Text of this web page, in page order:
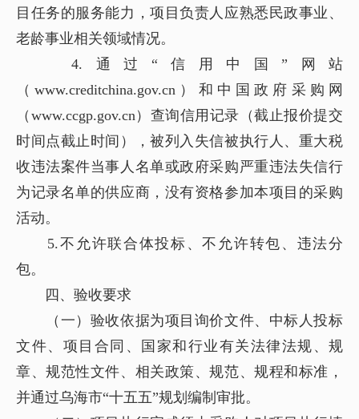
目任务的服务能力，项目负责人应熟悉民政事业、
老龄事业相关领域情况。
4.通过“信用中国”网站
（www.creditchina.gov.cn）和中国政府采购网
（www.ccgp.gov.cn）查询信用记录（截止报价提交
时间点截止时间），被列入失信被执行人、重大税
收违法案件当事人名单或政府采购严重违法失信行
为记录名单的供应商，没有资格参加本项目的采购
活动。
5.不允许联合体投标、不允许转包、违法分
包。
四、验收要求
（一）验收依据为项目询价文件、中标人投标
文件、项目合同、国家和行业有关法律法规、规
章、规范性文件、相关政策、规范、规程和标准，
并通过乌海市“十五五”规划编制审批。